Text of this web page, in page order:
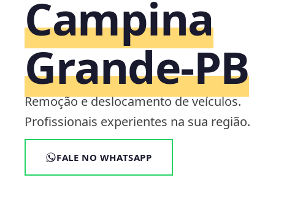
Campina
Grande‑PB
Remoção e deslocamento de veículos.
Profissionais experientes na sua região.
FALE NO WHATSAPP